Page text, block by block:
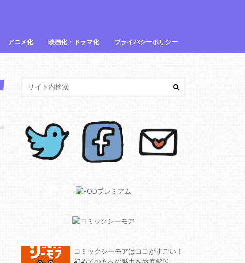
アニメ化 映画化・ドラマ化 プライバシーポリシー
コミックシーモアはココがすごい！
初めての方への魅力を徹底解説